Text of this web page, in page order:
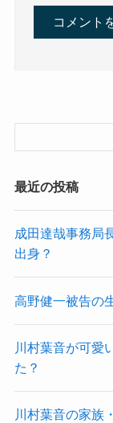
最近の投稿
成田達哉事務局
出身？
高野健一被告の
川村葉音が可愛
た？
川村葉音の家族